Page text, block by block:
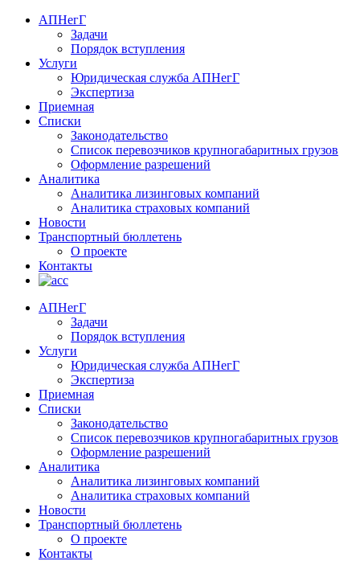
АПНегГ
Задачи
Порядок вступления
Услуги
Юридическая служба АПНегГ
Экспертиза
Приемная
Списки
Законодательство
Список перевозчиков крупногабаритных грузов
Оформление разрешений
Аналитика
Аналитика лизинговых компаний
Aналитика страховых компаний
Новости
Транспортный бюллетень
О проекте
Контакты
АПНегГ
Задачи
Порядок вступления
Услуги
Юридическая служба АПНегГ
Экспертиза
Приемная
Списки
Законодательство
Список перевозчиков крупногабаритных грузов
Оформление разрешений
Аналитика
Аналитика лизинговых компаний
Aналитика страховых компаний
Новости
Транспортный бюллетень
О проекте
Контакты